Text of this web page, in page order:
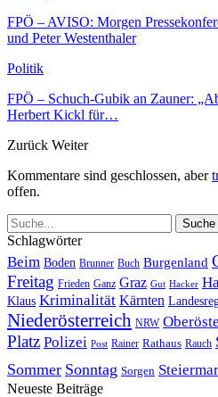
FPÖ – AVISO: Morgen
und Peter Westenthaler
Politik
FPÖ – Schuch-Gubik an Zauner:
Herbert Kickl für…
Zurück Weiter
Kommentare sind geschlossen, aber
offen.
Schlagwörter
Beim Boden Brunner Buch Burgenland
Freitag Frieden Ganz Graz Gut Hacker
Klaus Kriminalität Kärnten
Niederösterreich NRW
Platz Polizei Post Rainer Rathaus Rauch
Sommer Sonntag Sorgen
Neueste Beiträge